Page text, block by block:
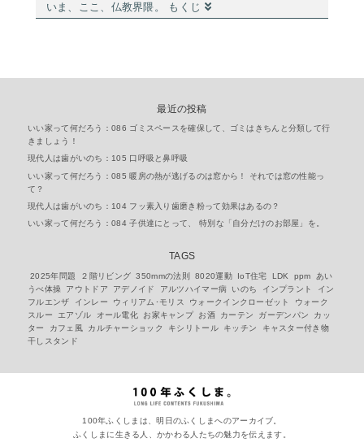
いま、ここ、仏教界隈。 もくじ
最近の投稿
いい家って何だろう：086 ゴミスペースを確保して、ゴミはきちんと分類して行
きましょう！
現代人は歯がいのち：105 口呼吸と鼻呼吸
いい家って何だろう：085 暖房の熱が逃げるのは窓から！ それでは窓の性能っ
て？
現代人は歯がいのち：104 フッ素入り歯磨き粉って効果はあるの？
いい家って何だろう：084 子供達にとって、 特別な「自分だけのお部屋」を。
TAGS
2025年問題 ２階リビング 350mmの法則 8020運動 IoT住宅 LDK ppm
あい
うべ体操
アウトドア アデノイド アルツハイマー病 いのち インプラント
イン
フルエンザ
インレー ウィリアム･モリス ウォークインクローゼット
ウォーク
スルー
エアゾル オール電化 お家キャンプ お酒 カーテン ガーデンパン
カッ
ター
カフェ風 カルチャーショック キシリトール キッチン
キャスター付き物
干しスタンド
100年ふくしまは、明日のふくしまへのアーカイブ。
ふくしまに生きる人、かかわる人たちの魅力を伝えます。